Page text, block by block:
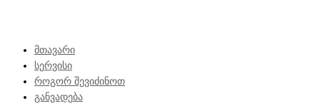
მთავარი
სერვისი
როგორ შევიძინოთ
განვადება